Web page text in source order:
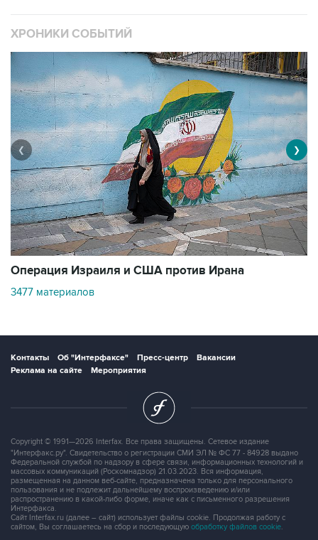
ХРОНИКИ СОБЫТИЙ
Операция Израиля и США против Ирана
3477 материалов
❮ ❯
Контакты Об "Интерфаксе" Пресс-центр
Вакансии
Реклама на сайте
Мероприятия
Copyright © 1991—2026 Interfax. Все права защищены. Сетевое издание
"Интерфакс.ру". Свидетельство о регистрации СМИ ЭЛ № ФС 77 - 84928 выдано
Федеральной службой по надзору в сфере связи, информационных технологий и
массовых коммуникаций (Роскомнадзор) 21.03.2023. Вся информация,
размещенная на данном веб-сайте, предназначена только для персонального
пользования и не подлежит дальнейшему воспроизведению и/или
распространению в какой-либо форме, иначе как с письменного разрешения
Интерфакса.
Сайт Interfax.ru (далее – сайт) использует файлы cookie. Продолжая работу с
сайтом, Вы соглашаетесь на сбор и последующую обработку файлов cookie.